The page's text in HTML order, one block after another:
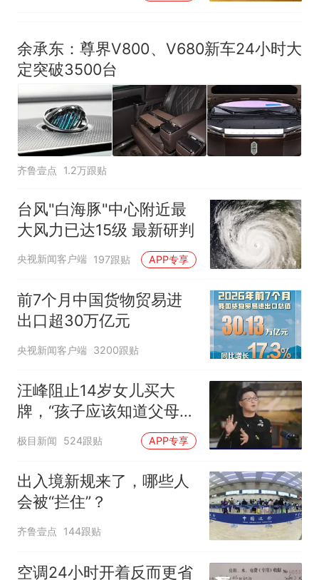
余承东：尊界V800、V680新车24小时大
定突破3500台
齐鲁壹点 1.2万跟贴
台风"白海豚"中心附近最
大风力已达15级 最新研判
央视新闻客户端 197跟贴 APP专享
前7个月中国货物贸易进
出口超30万亿元
央视新闻客户端 3200跟贴
汪峰阻止14岁女儿买大
牌，“孩子应该知道父母的
不易”，称自己买衣服80%
极目新闻 524跟贴 APP专享
出入境新规来了，哪些人
会被“拦住”？
齐鲁壹点 144跟贴
空调24小时开着反而更省